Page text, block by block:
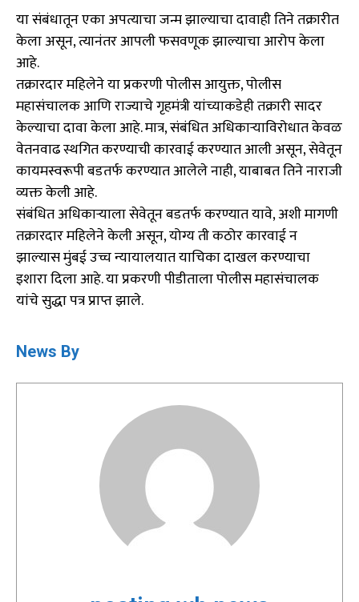
या संबंधातून एका अपत्याचा जन्म झाल्याचा दावाही तिने तक्रारीत
केला असून, त्यानंतर आपली फसवणूक झाल्याचा आरोप केला
आहे.
तक्रारदार महिलेने या प्रकरणी पोलीस आयुक्त, पोलीस
महासंचालक आणि राज्याचे गृहमंत्री यांच्याकडेही तक्रारी सादर
केल्याचा दावा केला आहे. मात्र, संबंधित अधिकाऱ्याविरोधात केवळ
वेतनवाढ स्थगित करण्याची कारवाई करण्यात आली असून, सेवेतून
कायमस्वरूपी बडतर्फ करण्यात आलेले नाही, याबाबत तिने नाराजी
व्यक्त केली आहे.
संबंधित अधिकाऱ्याला सेवेतून बडतर्फ करण्यात यावे, अशी मागणी
तक्रारदार महिलेने केली असून, योग्य ती कठोर कारवाई न
झाल्यास मुंबई उच्च न्यायालयात याचिका दाखल करण्याचा
इशारा दिला आहे. या प्रकरणी पीडीताला पोलीस महासंचालक
यांचे सुद्धा पत्र प्राप्त झाले.
News By